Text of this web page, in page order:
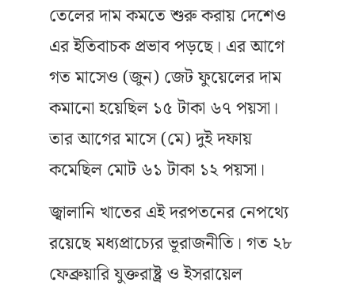
তেলের দাম কমতে শুরু করায় দেশেও
এর ইতিবাচক প্রভাব পড়ছে। এর আগে
গত মাসেও (জুন) জেট ফুয়েলের দাম
কমানো হয়েছিল ১৫ টাকা ৬৭ পয়সা।
তার আগের মাসে (মে) দুই দফায়
কমেছিল মোট ৬১ টাকা ১২ পয়সা।
জ্বালানি খাতের এই দরপতনের নেপথ্যে
রয়েছে মধ্যপ্রাচ্যের ভূরাজনীতি। গত ২৮
ফেব্রুয়ারি যুক্তরাষ্ট্র ও ইসরায়েল